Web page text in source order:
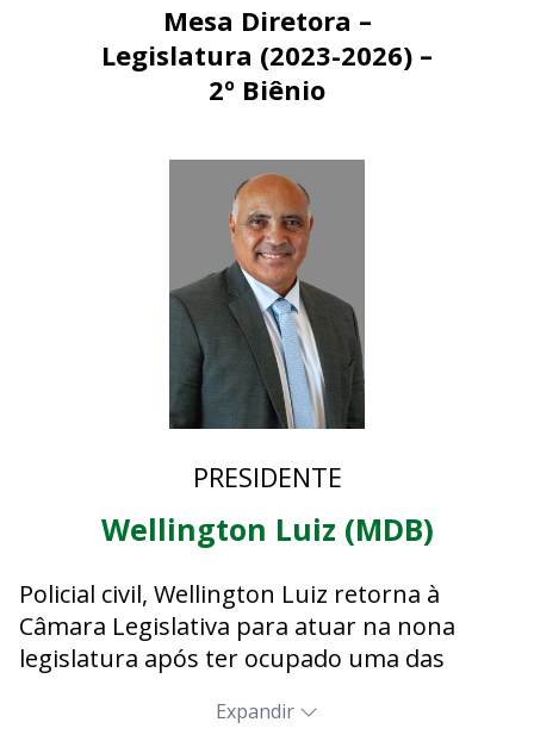
Mesa Diretora –
Legislatura (2023-2026) –
2º Biênio
PRESIDENTE
Wellington Luiz (MDB)
Policial civil, Wellington Luiz retorna à
Câmara Legislativa para atuar na nona
legislatura após ter ocupado uma das
2018. Entre outras, é autor da Lei distrital
Expandir